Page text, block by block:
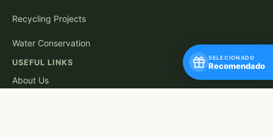
Recycling Projects
Water Conservation
USEFUL LINKS
About Us
SELECIONADO
Recomendado